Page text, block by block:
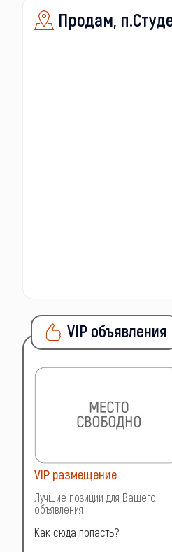
Продам,
VIP объявления
VIP размещение
Лучшие позиции для Вашего
объявления
Как сюда попасть?